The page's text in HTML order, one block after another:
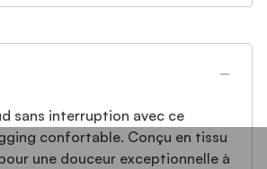
sans interruption avec ce
confortable. Conçu en tissu
une douceur exceptionnelle à